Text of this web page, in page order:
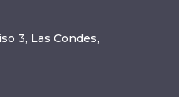
3, Las Condes,